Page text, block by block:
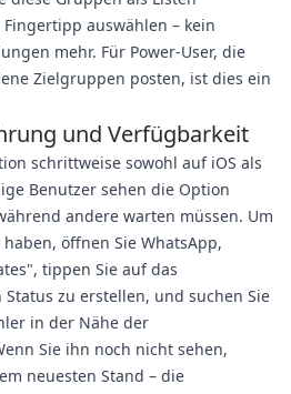
auswählen – kein
mehr. Für Power-User, die
Zielgruppen posten, ist dies ein
und Verfügbarkeit
schrittweise sowohl auf iOS als
Benutzer sehen die Option
andere warten müssen. Um
öffnen Sie WhatsApp,
tippen Sie auf das
zu erstellen, und suchen Sie
in der Nähe der
Sie ihn noch nicht sehen,
neuesten Stand – die